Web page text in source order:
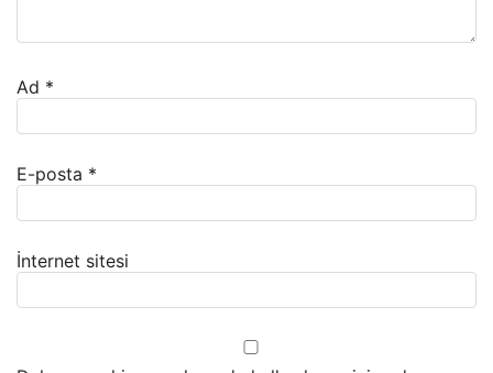
Ad *
E-posta *
İnternet sitesi